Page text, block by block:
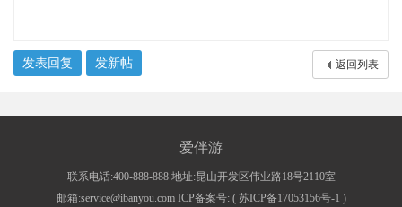
发表回复 发新帖 返回列表
爱伴游
联系电话:400-888-888 地址:昆山开发区伟业路18号2110室
邮箱:service@ibanyou.com ICP备案号: ( 苏ICP备17053156号-1 )